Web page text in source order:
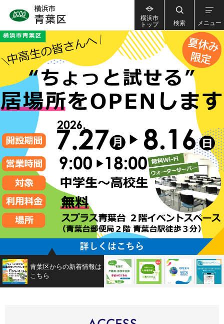
横浜市
トップ
検索 メニュー
青葉区からの新着情報は
こちら
戸籍課・保険年金課 事前ＷＥ
青葉区からの新着情
ＧＲＥＥ